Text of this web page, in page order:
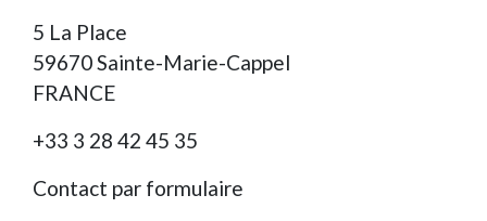
5 La Place
59670 Sainte-Marie-Cappel
FRANCE
+33 3 28 42 45 35
Contact par formulaire